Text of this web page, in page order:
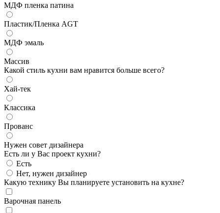
МДФ пленка патина
Пластик/Пленка AGT
МДФ эмаль
Массив
Какой стиль кухни вам нравится больше всего?
Хай-тек
Классика
Прованс
Нужен совет дизайнера
Есть ли у Вас проект кухни?
Есть
Нет, нужен дизайнер
Какую технику Вы планируете установить на кухне?
Варочная панель